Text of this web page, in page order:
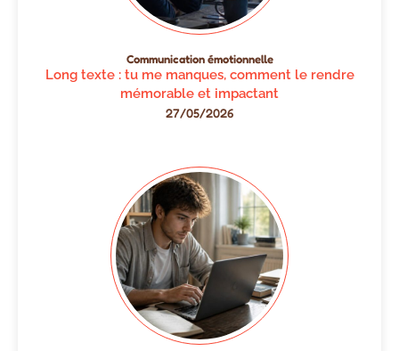
Communication émotionnelle
Long texte : tu me manques, comment le rendre
mémorable et impactant
27/05/2026